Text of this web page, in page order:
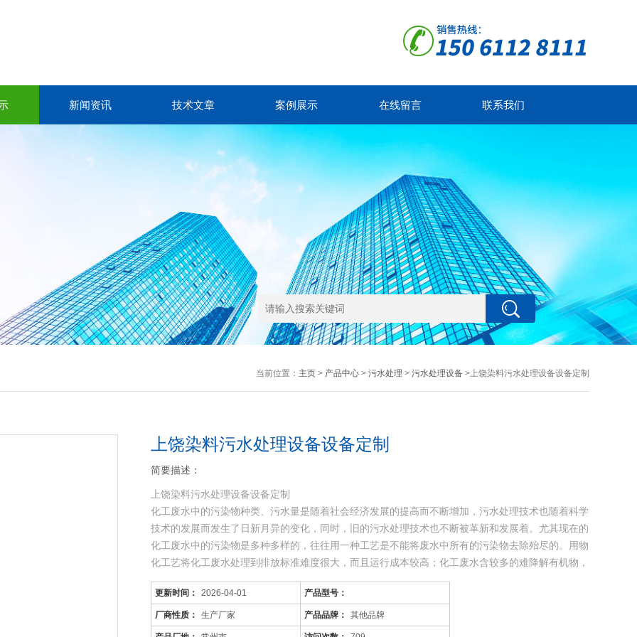
新闻资讯 技术文章 案例展示 在线留言 联系我们
当前位置： 主页> 产品中心> 污水处理 > 污水处理设备>上饶染料污水处理设备设备定制
上饶染料污水处理设备设备定制
简要描述：
上饶染料污水处理设备设备定制
化工废水中的污染物种类、污水量是随着社会经济发展的提高而不断增加，污水处理技术也随着科学
技术的发展而发生了日新月异的变化，同时，旧的污水处理技术也不断被革新和发展着。尤其现在的
化工废水中的污染物是多种多样的，往往用一种工艺是不能将废水中所有的污染物去除殆尽的。用物
化工艺将化工废水处理到排放标准难度很大，而且运行成本较高；化工废水含较多的难降解有机物，
可生化性差，而且
更新时间： 2026-04-01 产品型号：
厂商性质： 生产厂家 产品品牌： 其他品牌